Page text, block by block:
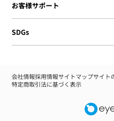
お客様サポート
SDGs
会社情報採用情報サイトマップサイト
特定商取引法に基づく表示